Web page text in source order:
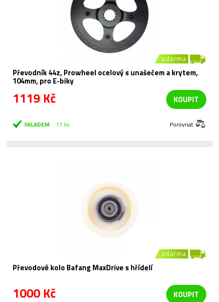
zdarma
Převodník 44z, Prowheel ocelový s unašečem a krytem,
104mm, pro E-biky
1119 Kč KOUPIT
SKLADEM 17 ks Porovnat
zdarma
Převodové kolo Bafang MaxDrive s hřídelí
1000 Kč KOUPIT